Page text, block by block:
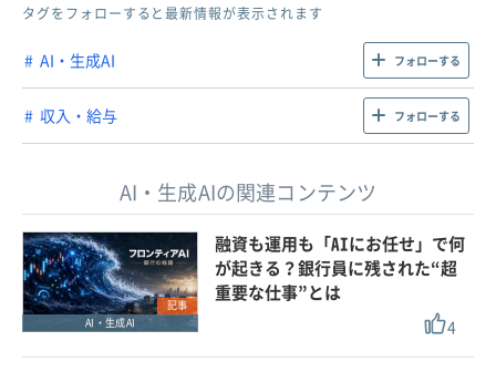
タグをフォローすると最新情報が表示されます
AI・生成AI フォローする
収入・給与 フォローする
AI・生成AIの関連コンテンツ
記事
AI・生成AI
融資も運用も「AIにお任せ」で何
が起きる？銀行員に残された“超
重要な仕事”とは
4